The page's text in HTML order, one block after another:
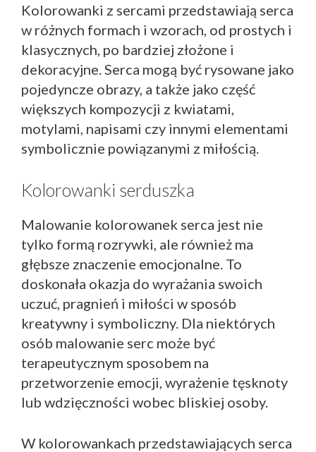
Kolorowanki z sercami przedstawiają serca
w różnych formach i wzorach, od prostych i
klasycznych, po bardziej złożone i
dekoracyjne. Serca mogą być rysowane jako
pojedyncze obrazy, a także jako część
większych kompozycji z kwiatami,
motylami, napisami czy innymi elementami
symbolicznie powiązanymi z miłością.
Kolorowanki serduszka
Malowanie kolorowanek serca jest nie
tylko formą rozrywki, ale również ma
głębsze znaczenie emocjonalne. To
doskonała okazja do wyrażania swoich
uczuć, pragnień i miłości w sposób
kreatywny i symboliczny. Dla niektórych
osób malowanie serc może być
terapeutycznym sposobem na
przetworzenie emocji, wyrażenie tęsknoty
lub wdzięczności wobec bliskiej osoby.
W kolorowankach przedstawiających serca